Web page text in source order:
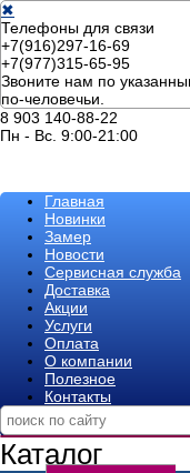
✖
Телефоны для связи
+7(916)297-16-69
+7(977)315-65-95
Звоните нам по
по-человечьи.
8 903 140-88-22
Пн - Вс. 9:00-21:00
Главная
Новинки
Замер
Новости
Сервисная служба
Доставка
Акции
Услуги
Оплата
О компании
Полезное
Контакты
Каталог